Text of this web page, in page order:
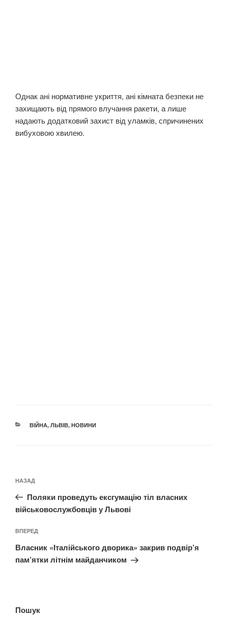
Однак ані нормативне укриття, ані кімната безпеки не
захищають від прямого влучання ракети, а лише
надають додатковий захист від уламків, спричинених
вибуховою хвилею.
КАТЕГОРІЇ
ВІЙНА, ЛЬВІВ, НОВИНИ
записів
Попередній
запис:
НАЗАД
Поляки проведуть ексгумацію тіл власних
військовослужбовців у Львові
Наступний
запис
ВПЕРЕД
Власник «Італійського дворика» закрив подвір’я
пам’ятки літнім майданчиком
Пошук